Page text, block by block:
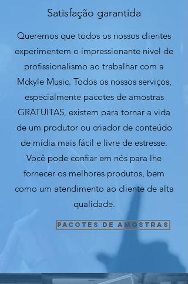
Satisfação garantida
Queremos que todos os nossos clientes
experimentem o impressionante nível de
profissionalismo ao trabalhar com a
Mckyle Music. Todos os nossos serviços,
especialmente pacotes de amostras
GRATUITAS, existem para tornar a vida
de um produtor ou criador de conteúdo
de mídia mais fácil e livre de estresse.
Você pode confiar em nós para lhe
fornecer os melhores produtos, bem
como um atendimento ao cliente de alta
qualidade.
Pacotes de amostras